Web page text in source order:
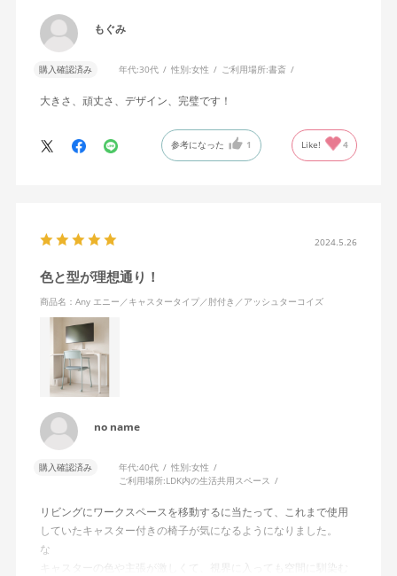
もぐみ
購入確認済み 年代:30代 性別:女性 ご利用場所:書斎
大きさ、頑丈さ、デザイン、完璧です！
参考になった 1 Like! 4
2024.5.26
色と型が理想通り！
商品名：Any エニー／キャスタータイプ／肘付き／アッシュターコイズ
no name
購入確認済み 年代:40代 性別:女性
ご利用場所:LDK内の生活共用スペース
リビングにワークスペースを移動するに当たって、これまで使用
していたキャスター付きの椅子が気になるようになりました。
な
キャスターの色や主張が激しくて、視界に入っても空間に馴染む